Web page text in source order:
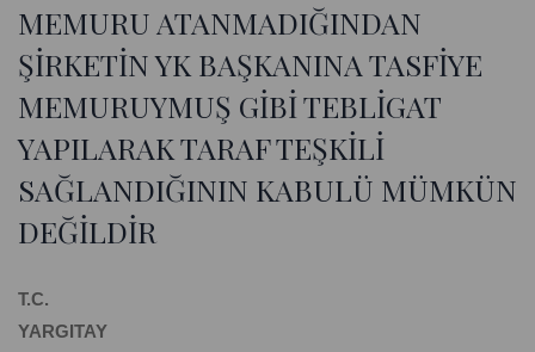
MEMURU ATANMADIĞINDAN
ŞİRKETİN YK BAŞKANINA TASFİYE
MEMURUYMUŞ GİBİ TEBLİGAT
YAPILARAK TARAF TEŞKİLİ
SAĞLANDIĞININ KABULÜ MÜMKÜN
DEĞİLDİR
T.C.
YARGITAY